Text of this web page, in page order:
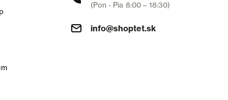
(Pon - Pia 8:00 – 18:30)
info@shoptet.sk